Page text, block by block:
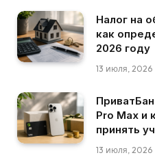
Налог на
как
2026 году
13 июля, 2026
Pro Max и
принять
13 июля, 2026